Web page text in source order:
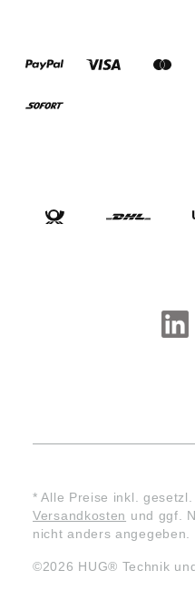
* Alle Preise inkl.
Versandkosten und ggf.
nicht anders angegeben.
©2026 HUG® Technik